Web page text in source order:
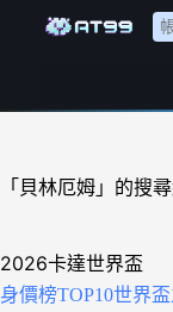
「貝林厄姆」的搜
2026卡達世界盃
身價榜TOP10世界